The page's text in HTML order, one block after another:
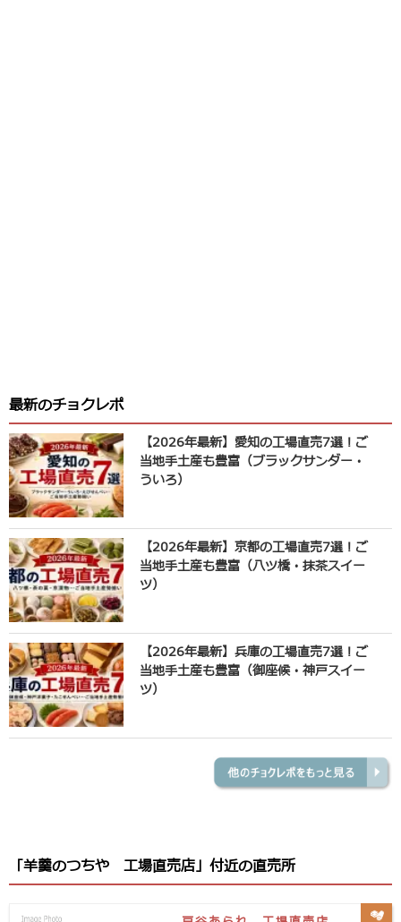
最新のチョクレポ
【2026年最新】愛知の工場直売7選！ご
当地手土産も豊富（ブラックサンダー・
ういろ）
【2026年最新】京都の工場直売7選！ご
当地手土産も豊富（八ツ橋・抹茶スイー
ツ）
【2026年最新】兵庫の工場直売7選！ご
当地手土産も豊富（御座候・神戸スイー
ツ）
「羊羹のつちや 工場直売店」付近の直売所